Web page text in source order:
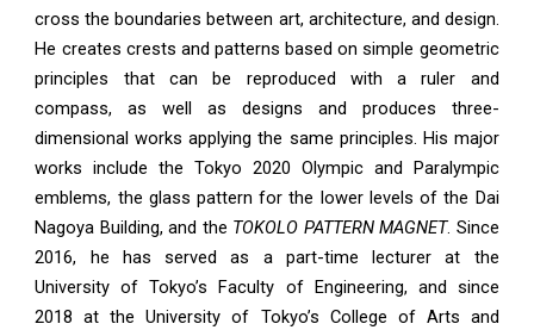
cross the boundaries between art, architecture, and design.
He creates crests and patterns based on simple geometric
principles that can be reproduced with a ruler and
compass, as well as designs and produces three-
dimensional works applying the same principles. His major
works include the Tokyo 2020 Olympic and Paralympic
emblems, the glass pattern for the lower levels of the Dai
Nagoya Building, and the TOKOLO PATTERN MAGNET. Since
2016, he has served as a part-time lecturer at the
University of Tokyo’s Faculty of Engineering, and since
2018 at the University of Tokyo’s College of Arts and